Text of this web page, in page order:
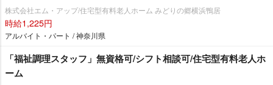
株式会社エム・アップ/住宅型有料老人ホーム みどりの郷横浜鴨居
時給1,225円
アルバイト・パート / 神奈川県
「福祉調理スタッフ」無資格可/シフト相談可/住宅型有料老人ホ
ーム